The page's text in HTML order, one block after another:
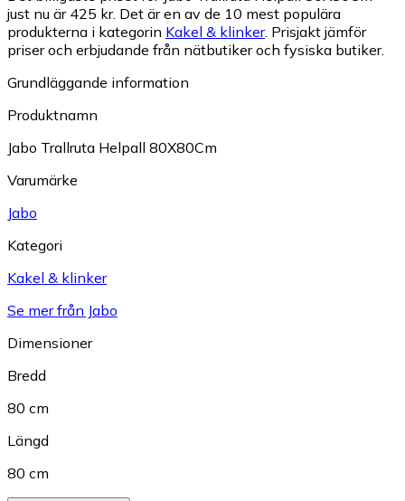
just nu är 425 kr. Det är en av de 10 mest populära
produkterna i kategorin Kakel & klinker. Prisjakt jämför
priser och erbjudande från nätbutiker och fysiska butiker.
Grundläggande information
Produktnamn
Jabo Trallruta Helpall 80X80Cm
Varumärke
Jabo
Kategori
Kakel & klinker
Se mer från Jabo
Dimensioner
Bredd
80 cm
Längd
80 cm